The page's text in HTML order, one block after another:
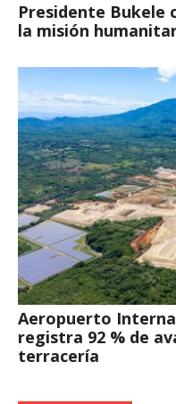
Presidente Bukele
la misión
Aeropuerto
registra 92 % de
terracería